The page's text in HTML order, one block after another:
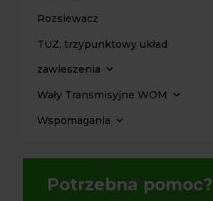
Rozsiewacz
TUZ, trzypunktowy układ
zawieszenia
Wały Transmisyjne WOM
Wspomagania
Potrzebna pomoc?